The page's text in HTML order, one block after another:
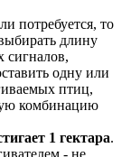
потребуется, то
длину
сигналов,
одну или
птиц,
комбинацию
1 гектара.
- не